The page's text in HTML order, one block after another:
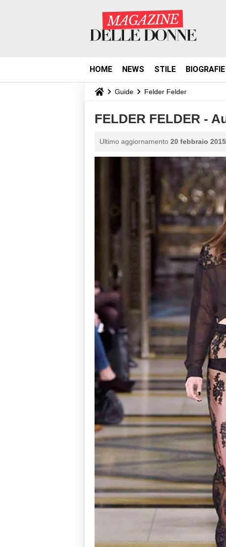
HOME NEWS STILE BIOGRAFIE
Guide Felder Felder
FELDER FELDER -
Ultimo aggiornamento 20 febbraio